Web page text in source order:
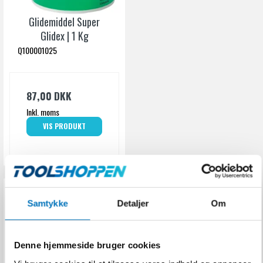
Samtykke Detaljer Om
Denne hjemmeside bruger cookies
Glidemiddel Super
Glidex | 1 Kg
Q100001025
87,00 DKK
Inkl. moms
VIS PRODUKT